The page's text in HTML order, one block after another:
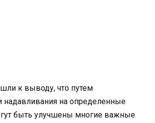
к выводу, что путем
надавливания на определенные
быть улучшены многие важные